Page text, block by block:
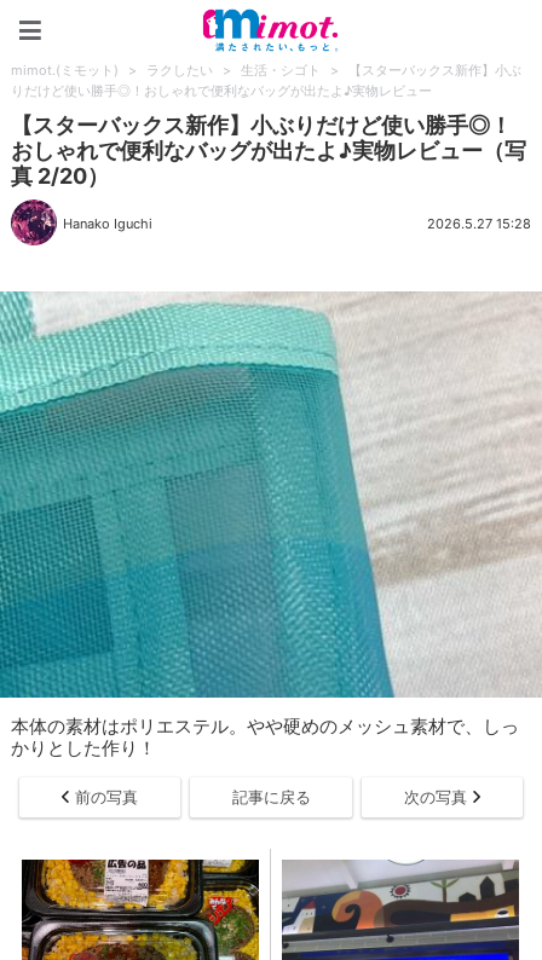
mimot.(ミモット) > ラクしたい > 生活・シゴト >
【スターバックス新作】小ぶ
りだけど使い勝手◎！おしゃれで便利なバッグが出たよ♪実物レビュー
【スターバックス新作】小ぶりだけど使い勝手◎！
おしゃれで便利なバッグが出たよ♪実物レビュー（写
真 2/20）
Hanako Iguchi 2026.5.27 15:28
本体の素材はポリエステル。やや硬めのメッシュ素材で、しっ
かりとした作り！
前の写真 記事に戻る 次の写真